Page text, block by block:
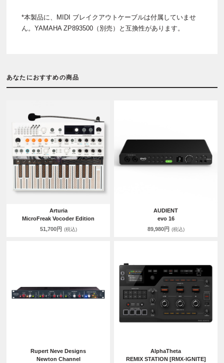
*本製品に、MIDI ブレイクアウトケーブルは付属していませ
ん。YAMAHA ZP893500（別売）と互換性があります。
あなたにおすすめの商品
Arturia
MicroFreak Vocoder Edition
51,700円 (税込)
AUDIENT
evo 16
89,980円 (税込)
Rupert Neve Designs
Newton Channel
AlphaTheta
REMIX STATION [RMX-IGNITE]